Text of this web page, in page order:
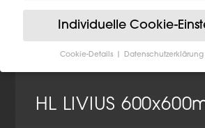
HL LIVIUS
Individuelle Cookie-
Cookie-Details Datenschutzerklärung
zu freiwilligen Diensten geben